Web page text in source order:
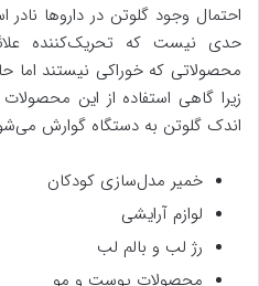
احتمال وجود گلوتن در داروها
حدی نیست که تحریک‌کننده
محصولاتی که خوراکی نیستند اما
زیرا گاهی استفاده از این
اندک گلوتن به دستگاه گوارش
خمیر مدل‌سازی کودکان
لوازم آرایشی
رژ لب و بالم لب
محصولات پوست و مو